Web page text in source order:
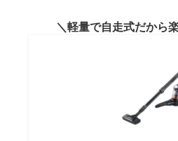
軽量で自走式だから